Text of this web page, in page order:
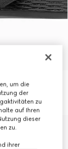
Zehensandale
um die
der
zu
auf Ihren
dieser
zu.
ihrer